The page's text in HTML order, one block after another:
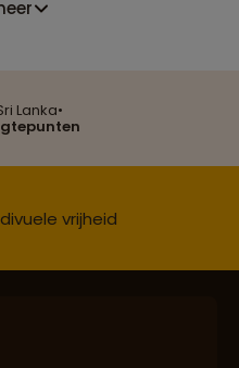
Lanka•
vrijheid
reisadvies